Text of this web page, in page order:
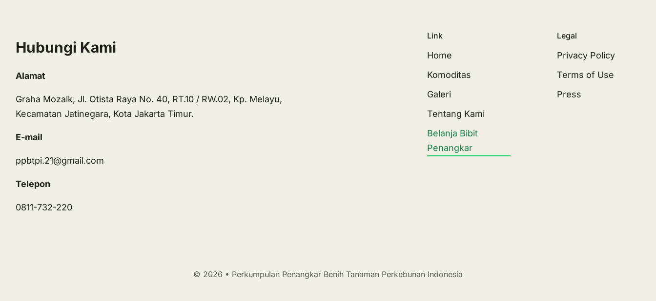
Hubungi Kami
Alamat
Graha Mozaik, Jl. Otista Raya No. 40, RT.10 / RW.02, Kp. Melayu,
Kecamatan Jatinegara, Kota Jakarta Timur.
E-mail
ppbtpi.21@gmail.com
Telepon
0811-732-220
Link
Home
Komoditas
Galeri
Tentang Kami
Belanja Bibit
Penangkar
Legal
Privacy Policy
Terms of Use
Press
© 2026 • Perkumpulan Penangkar Benih Tanaman Perkebunan Indonesia